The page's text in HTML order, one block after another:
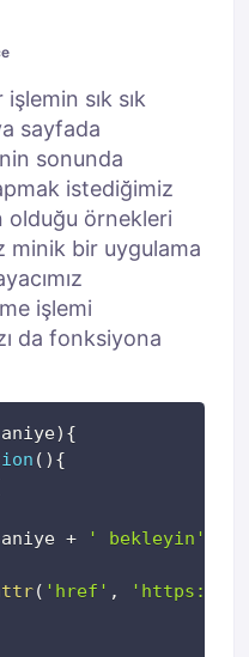
sık sık
sayfada
sonunda
istediğimiz
olduğu örnekleri
minik bir uygulama
işlemi
da fonksiyona
) {
( ) {
+ ' bekleyin'
( 'href' ,
'https://